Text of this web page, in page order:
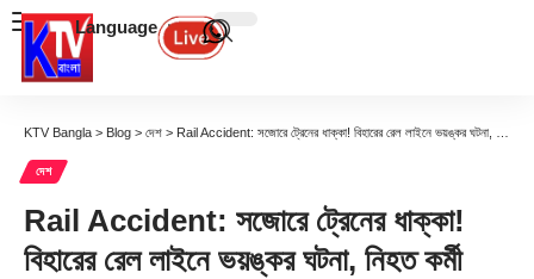
Language
KTV Bangla > Blog > দেশ > Rail Accident: সজোরে ট্রেনের ধাক্কা! বিহারের রেল লাইনে ভয়ঙ্কর ঘটনা, নিহত কর্মী
দেশ
Rail Accident: সজোরে ট্রেনের ধাক্কা!
বিহারের রেল লাইনে ভয়ঙ্কর ঘটনা, নিহত কর্মী